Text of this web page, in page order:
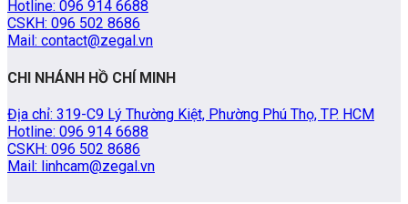
Hotline: 096 914 6688
CSKH: 096 502 8686
Mail: contact@zegal.vn
CHI NHÁNH HỒ CHÍ MINH
Địa chỉ: 319-C9 Lý Thường Kiệt, Phường Phú Thọ, TP. HCM
Hotline: 096 914 6688
CSKH: 096 502 8686
Mail: linhcam@zegal.vn